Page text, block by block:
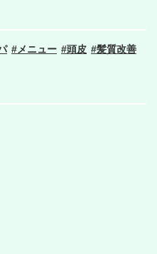
メニュー 頭皮 髪質改善